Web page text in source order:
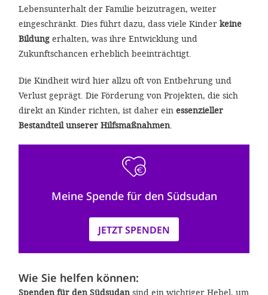
Lebensunterhalt der Familie beizutragen, weiter
eingeschränkt. Dies führt dazu, dass viele Kinder keine
Bildung erhalten, was ihre Entwicklung und
Zukunftschancen erheblich beeinträchtigt.
Die Kindheit wird hier allzu oft von Entbehrung und
Verlust geprägt. Die Förderung von Projekten, die sich
direkt an Kinder richten, ist daher ein essenzieller
Bestandteil unserer Hilfsmaßnahmen
Meine Spende für den Südsudan
JETZT SPENDEN
Wie Sie helfen können:
Spenden für den Südsudan sind ein wichtiger Hebel, um